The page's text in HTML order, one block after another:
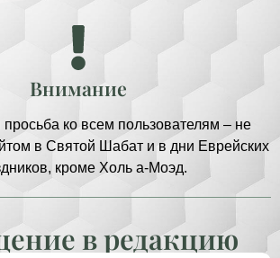
Внимание
ко всем пользователям – не
в Святой Шабат и в дни Еврейских
кроме Холь а-Моэд.
в редакцию